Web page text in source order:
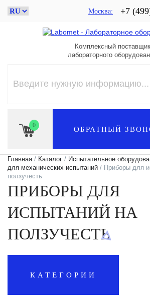
Москва +7
Комплексный поставщик
лабораторного
0 ОБРАТНЫЙ
Главная / Каталог / Испытательное
для механических испытаний / Приборы для
ползучесть
ПРИБОРЫ ДЛЯ
ИСПЫТАНИЙ НА
ПОЛЗУЧЕСТЬ
КАТЕГОРИИ